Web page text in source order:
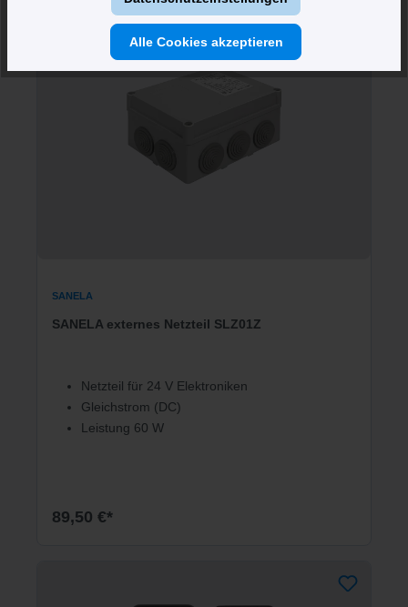
SANELA
SANELA externes Netzteil SLZ01Z
Netzteil für 24 V Elektroniken
Gleichstrom (DC)
Leistung 60 W
89,50 €*
Alle Cookies akzeptieren